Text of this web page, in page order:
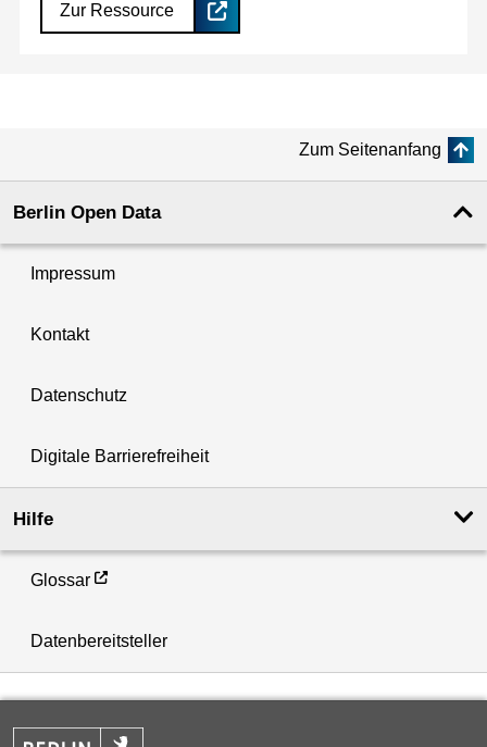
Zur Ressource
Zum Seitenanfang
Berlin Open Data
Impressum
Kontakt
Datenschutz
Digitale Barrierefreiheit
Hilfe
Glossar
Datenbereitsteller